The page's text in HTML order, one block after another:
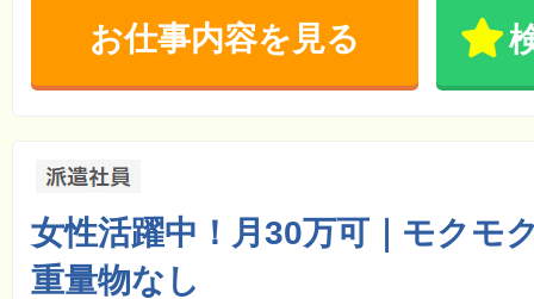
お仕事内容を見る
女性活躍中！月30万可｜モクモ
重量物なし